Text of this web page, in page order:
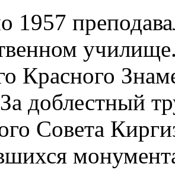
1957
Красного
доблестный
Совета